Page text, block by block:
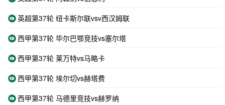
英超第37轮 纽卡斯尔联vsv西汉姆联
西甲第37轮 毕尔巴鄂竞技vs塞尔塔
西甲第37轮 莱万特vs马略卡
西甲第37轮 埃尔切vs赫塔费
西甲第37轮 马德里竞技vs赫罗纳